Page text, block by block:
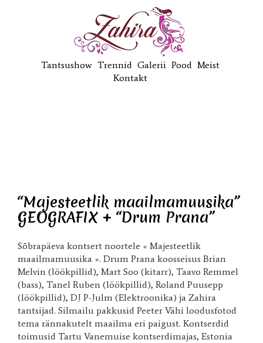
Tantsushow Trennid Galerii Pood Meist
Kontakt
“Majesteetlik maailmamuusika”
GEOGRAFIX + “Drum Prana”
Sõbrapäeva kontsert noortele « Majesteetlik
maailmamuusika ». Drum Prana koosseisus Brian
Melvin (löökpillid), Mart Soo (kitarr), Taavo Remmel
(bass), Tanel Ruben (löökpillid), Roland Puusepp
(löökpillid), DJ P-Julm (Elektroonika) ja Zahira
tantsijad. Silmailu pakkusid Peeter Vähi loodusfotod
tema rännakutelt maailma eri paigust. Kontserdid
toimusid Tartu Vanemuise kontserdimajas, Estonia